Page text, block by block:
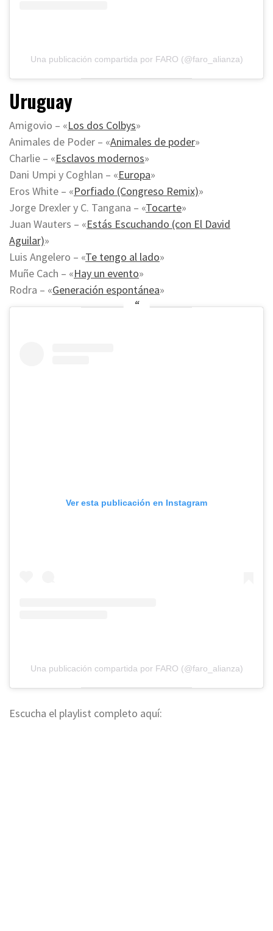
Una publicación compartida por FARO (@faro_alianza)
Uruguay
Amigovio – «Los dos Colbys»
Animales de Poder – «Animales de poder»
Charlie – «Esclavos modernos»
Dani Umpi y Coghlan – «Europa»
Eros White – «Porfiado (Congreso Remix)»
Jorge Drexler y C. Tangana – «Tocarte»
Juan Wauters – «Estás Escuchando (con El David
Aguilar)»
Luis Angelero – «Te tengo al lado»
Muñe Cach – «Hay un evento»
Rodra – «Generación espontánea»
Ver esta publicación en Instagram
Una publicación compartida por FARO (@faro_alianza)
Escucha el playlist completo aquí: